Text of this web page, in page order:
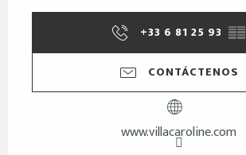
+33 6 81 25 93 ▒▒
CONTÁCTENOS
www.villacaroline.com